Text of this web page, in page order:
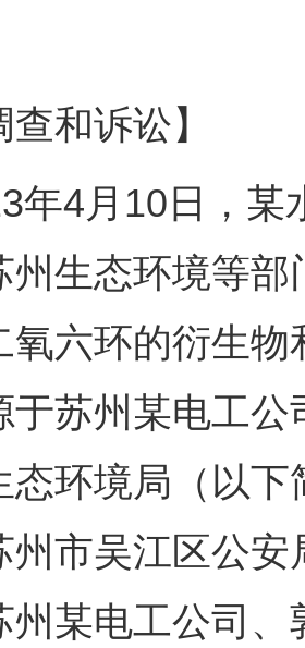
和诉讼】
4月10日，某
州生态环境等
氧六环的衍生
于苏州某电工
态环境局（以
州市吴江区公
州某电工公司